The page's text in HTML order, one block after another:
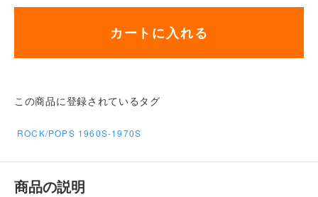
カートに入れる
この商品に登録されているタグ
ROCK/POPS 1960S-1970S
商品の説明